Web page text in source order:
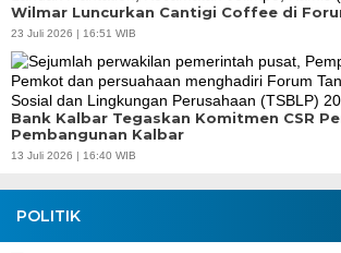
Wilmar Luncurkan Cantigi Coffee di
23 Juli 2026 | 16:51 WIB
Bank Kalbar Tegaskan Komitmen CSR
Pembangunan Kalbar
13 Juli 2026 | 16:40 WIB
POLITIK